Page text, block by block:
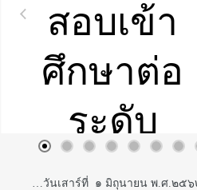
สอบเข้า
ศึกษาต่อ
ระดับ
บัณฑิต
…วันเสาร์ที่ ๑ มิถุนายน พ.ศ.๒๕